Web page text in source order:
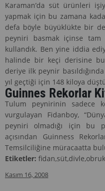
Karaman’da süt ürünleri
yapmak için bu zamana
defa böyle büyüklükte bir
peyniri basmak içinse
kullandık. Ben yine iddia
halinde bir keçi derisine bu
deriye ilk peynir
yıl geçtiği için 148 kiloya
Guinnes Rekorlar
Tulum peynirinin sadece
vurgulayan Fidanboy,
peyniri olmadığı için bu
açısından Guinness
Temsilciliğine müracaatta
Etiketler: fidan,süt,divle,obruk
Kasım 16, 2008